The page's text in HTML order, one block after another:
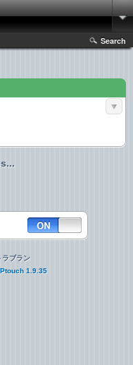
Search
ブラン
1.9.35